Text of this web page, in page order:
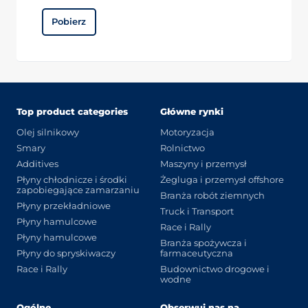
Pobierz
Top product categories
Olej silnikowy
Smary
Additives
Płyny chłodnicze i środki
zapobiegające zamarzaniu
Płyny przekładniowe
Płyny hamulcowe
Płyny hamulcowe
Płyny do spryskiwaczy
Race i Rally
Główne rynki
Motoryzacja
Rolnictwo
Maszyny i przemysł
Żegluga i przemysł offshore
Branża robót ziemnych
Truck i Transport
Race i Rally
Branża spożywcza i
farmaceutyczna
Budownictwo drogowe i
wodne